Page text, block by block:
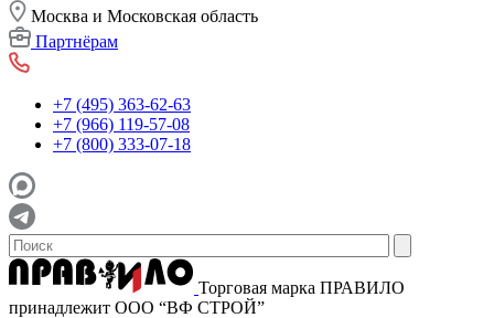
Москва и Московская область
Партнёрам
+7 (495) 363-62-63
+7 (966) 119-57-08
+7 (800) 333-07-18
Торговая марка ПРАВИЛО
принадлежит ООО “ВФ СТРОЙ”